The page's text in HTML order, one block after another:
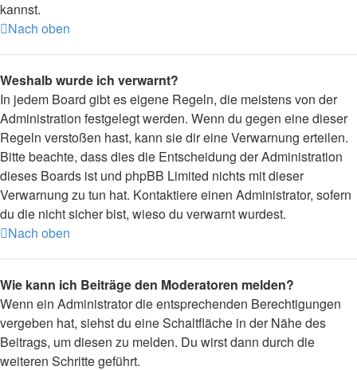
kannst.
Nach oben
Weshalb wurde ich verwarnt?
In jedem Board gibt es eigene Regeln, die meistens von der
Administration festgelegt werden. Wenn du gegen eine dieser
Regeln verstoßen hast, kann sie dir eine Verwarnung erteilen.
Bitte beachte, dass dies die Entscheidung der Administration
dieses Boards ist und phpBB Limited nichts mit dieser
Verwarnung zu tun hat. Kontaktiere einen Administrator, sofern
du die nicht sicher bist, wieso du verwarnt wurdest.
Nach oben
Wie kann ich Beiträge den Moderatoren melden?
Wenn ein Administrator die entsprechenden Berechtigungen
vergeben hat, siehst du eine Schaltfläche in der Nähe des
Beitrags, um diesen zu melden. Du wirst dann durch die
weiteren Schritte geführt.